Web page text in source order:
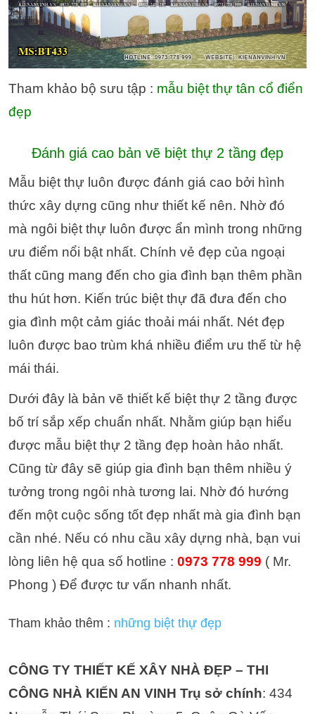
Tham khảo bộ sưu tập : mẫu biệt thự tân cổ điển
đẹp
Đánh giá cao bản vẽ biệt thự 2 tầng đẹp
Mẫu biệt thự luôn được đánh giá cao bởi hình
thức xây dựng cũng như thiết kế nên. Nhờ đó
mà ngôi biệt thự luôn được ẩn mình trong những
ưu điểm nổi bật nhất. Chính vẻ đẹp của ngoại
thất cũng mang đến cho gia đình bạn thêm phần
thu hút hơn. Kiến trúc biệt thự đã đưa đến cho
gia đình một cảm giác thoải mái nhất. Nét đẹp
luôn được bao trùm khá nhiều điểm ưu thế từ hệ
mái thái.
Dưới đây là bản vẽ thiết kế biệt thự 2 tầng được
bố trí sắp xếp chuẩn nhất. Nhằm giúp bạn hiểu
được mẫu biệt thự 2 tầng đẹp hoàn hảo nhất.
Cũng từ đây sẽ giúp gia đình bạn thêm nhiều ý
tưởng trong ngôi nhà tương lai. Nhờ đó hướng
đến một cuộc sống tốt đẹp nhất mà gia đình bạn
cần nhé. Nếu có nhu cầu xây dựng nhà, bạn vui
lòng liên hệ qua số hotline : 0973 778 999 ( Mr.
Phong ) Để được tư vấn nhanh nhất.
Tham khảo thêm : những biệt thự đẹp
CÔNG TY THIẾT KẾ XÂY NHÀ ĐẸP – THI
CÔNG NHÀ KIẾN AN VINH Trụ sở chính: 434